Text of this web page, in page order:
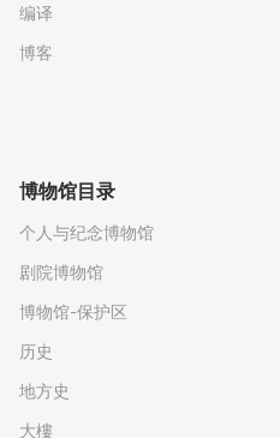
编译
博客
博物馆目录
个人与纪念博物馆
剧院博物馆
博物馆-保护区
历史
地方史
大樓